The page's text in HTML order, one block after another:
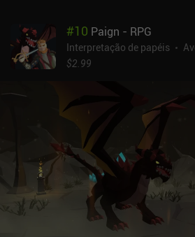
#10 Paign - RPG
Interpretação de papéis
$2.99